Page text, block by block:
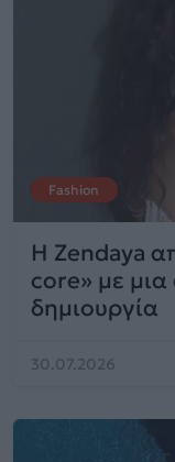
Fashion
Η Zendaya
core» με
δημιουργία
30.07.2026